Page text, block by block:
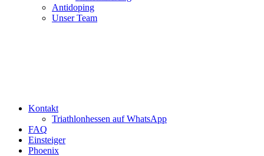
Antidoping
Unser Team
Kontakt
Triathlonhessen auf WhatsApp
FAQ
Einsteiger
Phoenix